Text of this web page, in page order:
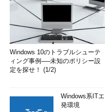
Windows 10のトラブルシューテ
ィング事例──未知のポリシー設
定を探せ！ (1/2)
Windows系IT
発環境